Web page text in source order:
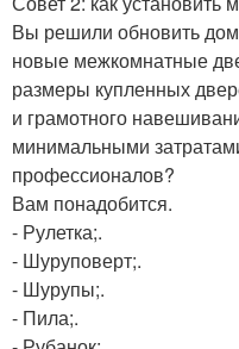
Вы решили обновить
новые межкомнатные
размеры купленных
и грамотного
минимальными
профессионалов?
Вам понадобится.
- Рулетка;.
- Шуруповерт;.
- Шурупы;.
- Пила;.